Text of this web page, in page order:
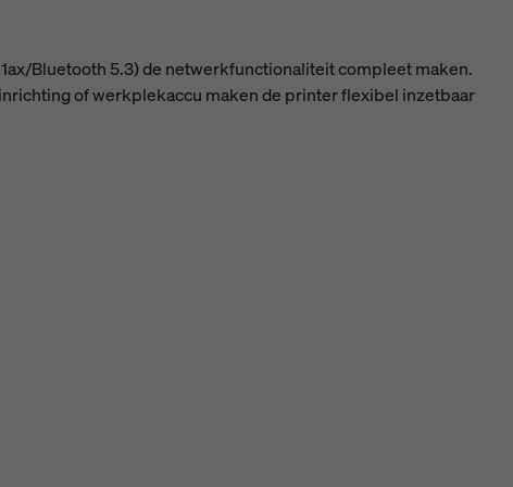
Bluetooth 5.3) de netwerkfunctionaliteit compleet maken.
of werkplekaccu maken de printer flexibel inzetbaar